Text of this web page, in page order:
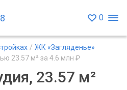
0
ЖК «Загляденье»
23.57 м² за 4.6 млн ₽
23.57 м²